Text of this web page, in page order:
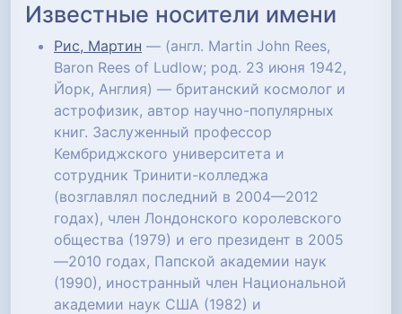
Известные носители имени
Рис, Мартин — (англ. Martin John Rees,
Baron Rees of Ludlow; род. 23 июня 1942,
Йорк, Англия) — британский космолог и
астрофизик, автор научно-популярных
книг. Заслуженный профессор
Кембриджского университета и
сотрудник Тринити-колледжа
(возглавлял последний в 2004—2012
годах), член Лондонского королевского
общества (1979) и его президент в 2005
—2010 годах, Папской академии наук
(1990), иностранный член Национальной
академии наук США (1982) и